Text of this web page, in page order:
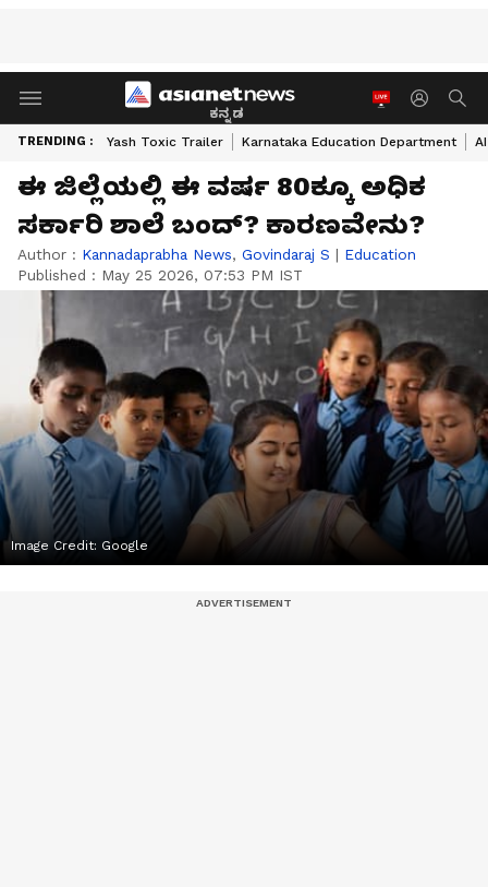
ಕನ್ನಡ
TRENDING : Yash Toxic Trailer Karnataka Education Department
ಈ ಜಿಲ್ಲೆಯಲ್ಲಿ ಈ ವರ್ಷ 80ಕ್ಕೂ ಅಧಿಕ
ಸರ್ಕಾರಿ ಶಾಲೆ ಬಂದ್‌? ಕಾರಣವೇನು?
Author : Kannadaprabha News, Govindaraj S | Education
Published : May 25 2026, 07:53 PM IST
Image Credit: Google